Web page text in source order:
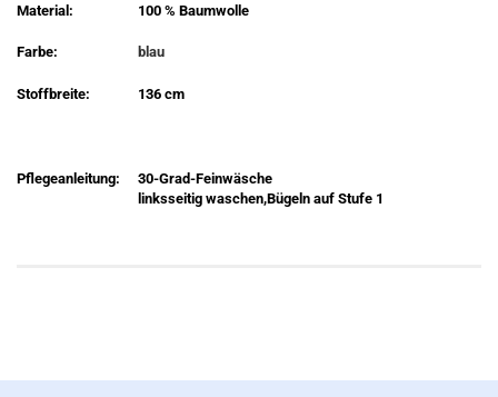
Material: 100 % Baumwolle
Farbe: blau
Stoffbreite: 136 cm
Pflegeanleitung:
30-Grad-Feinwäsche
linksseitig waschen,Bügeln auf Stufe 1